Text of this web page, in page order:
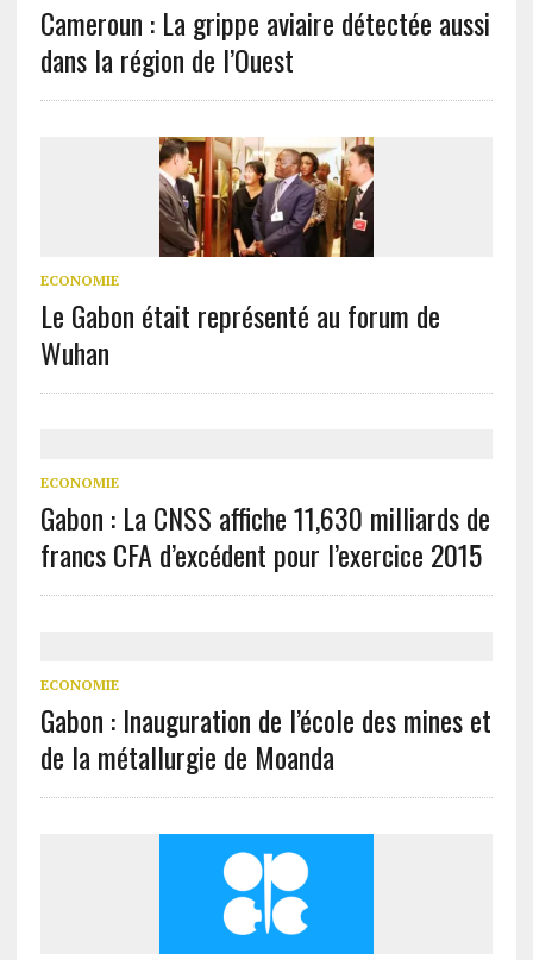
Cameroun : La grippe aviaire détectée aussi
dans la région de l’Ouest
ECONOMIE
Le Gabon était représenté au forum de
Wuhan
ECONOMIE
Gabon : La CNSS affiche 11,630 milliards de
francs CFA d’excédent pour l’exercice 2015
ECONOMIE
Gabon : Inauguration de l’école des mines et
de la métallurgie de Moanda